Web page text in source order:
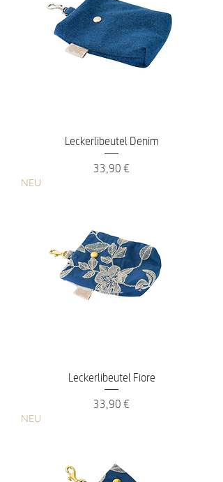
Leckerlibeutel Denim
Preis
33,90 €
NEU
Leckerlibeutel Fiore
Preis
33,90 €
NEU